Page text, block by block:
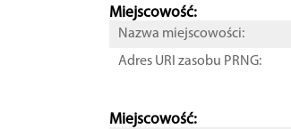
Miejscowość:
Nazwa miejscowości:
Adres URI zasobu PRNG:
Miejscowość: